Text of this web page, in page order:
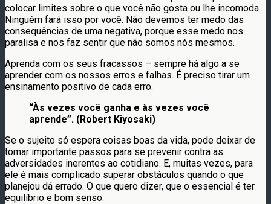
colocar limites sobre o que você não gosta ou lhe incomoda.
Ninguém fará isso por você. Não devemos ter medo das
consequências de uma negativa, porque esse medo nos
paralisa e nos faz sentir que não somos nós mesmos.
Aprenda com os seus fracassos – sempre há algo a se
aprender com os nossos erros e falhas. É preciso tirar um
ensinamento positivo de cada erro.
“Às vezes você ganha e às vezes você
aprende”. (Robert Kiyosaki)
Se o sujeito só espera coisas boas da vida, pode deixar de
tomar importante passos para se prevenir contra as
adversidades inerentes ao cotidiano. E, muitas vezes, para
ele é mais complicado superar obstáculos quando o que
planejou dá errado. O que quero dizer, que o essencial é ter
equilíbrio e bom senso.